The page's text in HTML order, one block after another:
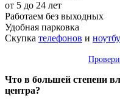
от 5 до 24 лет
Работаем без выходных
Удобная парковка
Скупка телефонов и
Что в большей степени
центра?